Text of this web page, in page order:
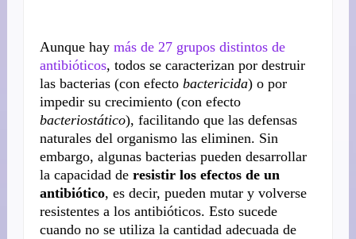
Aunque hay más de 27 grupos distintos de
antibióticos, todos se caracterizan por destruir
las bacterias (con efecto bactericida) o por
impedir su crecimiento (con efecto
bacteriostático), facilitando que las defensas
naturales del organismo las eliminen. Sin
embargo, algunas bacterias pueden desarrollar
la capacidad de resistir los efectos de un
antibiótico, es decir, pueden mutar y volverse
resistentes a los antibióticos. Esto sucede
cuando no se utiliza la cantidad adecuada de